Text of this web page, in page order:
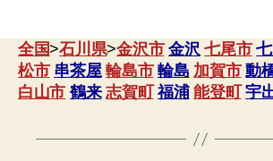
全国>石川県>金沢市 金沢 七尾市
松市 串茶屋 輪島市 輪島 加賀市 動
白山市 鶴来 志賀町 福浦 能登町 宇